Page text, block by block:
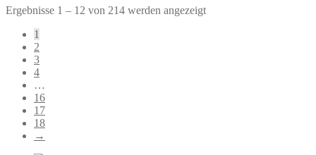
Ergebnisse 1 – 12 von 214 werden angezeigtNach
1
2
3
4
…
16
17
18
→